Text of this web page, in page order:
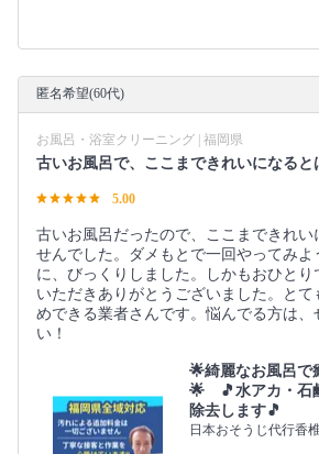
匿名希望(60代)
お風呂・浴室クリーニング | 福岡県
古いお風呂で、ここまできれいになると
5.00
古いお風呂だったので、ここまできれい
せんでした。ダメもとで一回やってみ
に、びっくりしました。しかもおひとり
いただきありがとうございました。とて
めできる業者さんです。悩んでる方は、
い！
🌟綺麗なお風呂で
🌟 🎵水アカ・石
除去します🎵
日本おそうじ代行香